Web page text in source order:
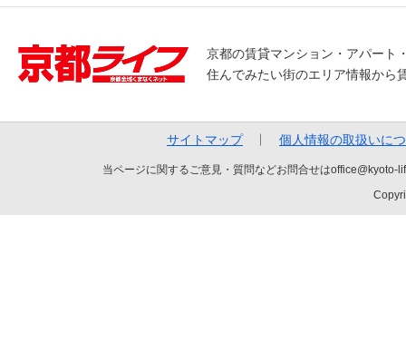
京都の賃貸マンション・アパート
住んでみたい街のエリア情報から
サイトマップ 個人情報の取扱いに
当ページに関するご意見・質問などお問合せは